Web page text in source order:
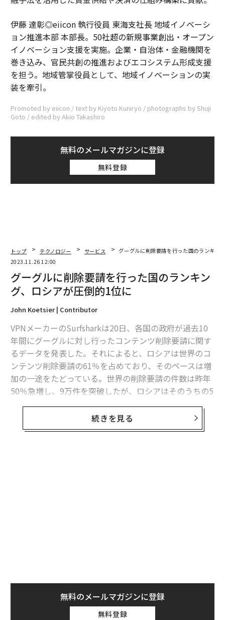
伊藤 達彰◎eiicon 執行役員 東海支社長 地域イノベーシ
ョン推進本部 本部長。50社超の新規事業創出・オープン
イノベーション支援を実施。企業・自治体・金融機関を
巻き込み、官民共創の推進およびエコシステム形成支援
を担う。地域管掌役員として、地域イノベーションの実
装を牽引。
Promoted by eiicon / text by Kiyoto Kuniryo / photographs by Shuji
Goto / edited by Akio Takashiro
無料のメールマガジンに登録
無料登録
トップ テクノロジー サービス
グーグルに削除要請を行った国のランキン
2023.11.26 12:00
グーグルに削除要請を行った国のランキン
グ、ロシアが圧倒的1位に
John Koetsier | Contributor
VPNメーカーのSurfsharkは20日、各国の政府が過去10
年間にグーグルに対し行ったコンテンツ削除要請に関す
るデータを発表した。それによると、ロシアは世界のコ
ンテンツ削除要請の61％を占めており、そのペースは増
加の一途をたどっている。世界の削除要請の件数は昨年
50％急増し、9万件を突破したが、ロシアはそのうちの5
万8000件を占めていた。
グーグルの報告によると、過去10年間で150カ国がコン
続きを見る
無料のメールマガジンに登録
無料登録